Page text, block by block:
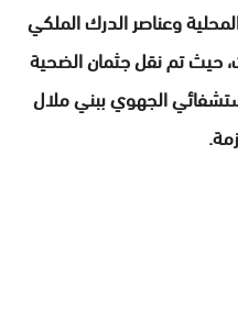
وعناصر الدرك الملكي
حيث تم نقل جثمان الضحية
الجهوي ببني ملال